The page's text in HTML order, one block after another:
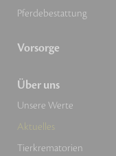
Pferdebestattung
Vorsorge
Über uns
Unsere Werte
Aktuelles
Tierkrematorien